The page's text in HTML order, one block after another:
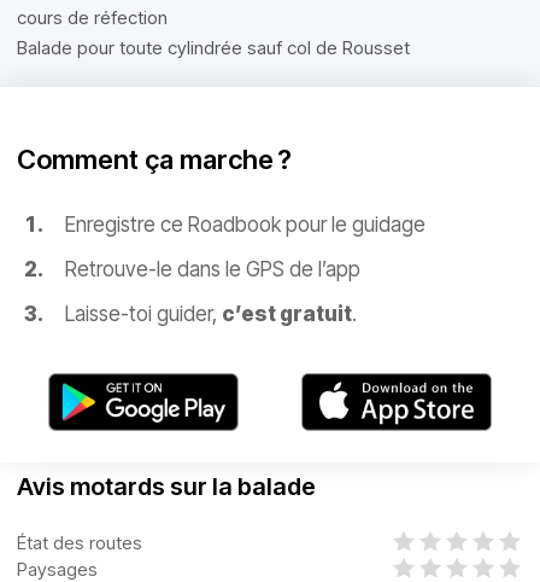
cours de réfection
Balade pour toute cylindrée sauf col de Rousset
Comment ça marche ?
Enregistre ce Roadbook pour le guidage
Retrouve-le dans le GPS de l’app
Laisse-toi guider, c’est gratuit.
Avis motards sur la balade
État des routes
Paysages